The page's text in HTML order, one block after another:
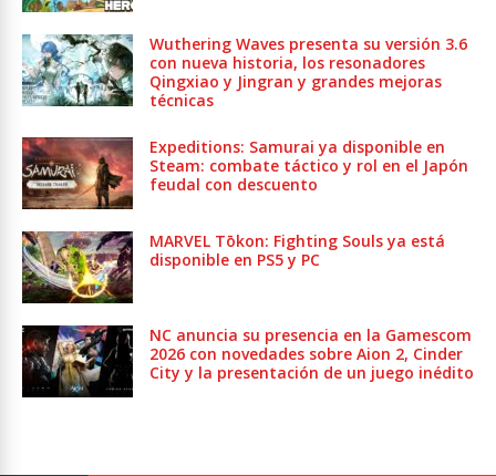
Wuthering Waves presenta su versión 3.6
con nueva historia, los resonadores
Qingxiao y Jingran y grandes mejoras
técnicas
Expeditions: Samurai ya disponible en
Steam: combate táctico y rol en el Japón
feudal con descuento
MARVEL Tōkon: Fighting Souls ya está
disponible en PS5 y PC
NC anuncia su presencia en la Gamescom
2026 con novedades sobre Aion 2, Cinder
City y la presentación de un juego inédito